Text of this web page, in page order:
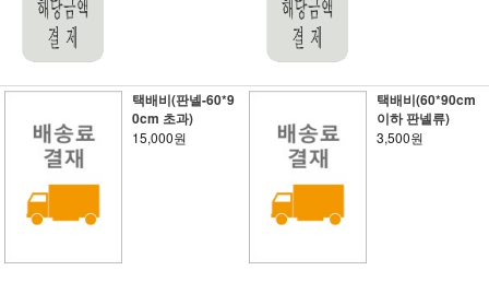
택배비(판넬-60*9
0cm 초과)
15,000원
택배비(60*90cm
이하 판넬류)
3,500원